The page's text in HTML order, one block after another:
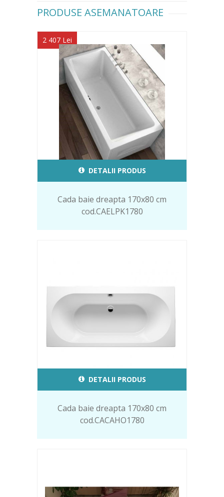
PRODUSE ASEMANATOARE
2 407 Lei
DETALII PRODUS
Cada baie dreapta 170x80 cm
cod.CAELPK1780
DETALII PRODUS
Cada baie dreapta 170x80 cm
cod.CACAHO1780